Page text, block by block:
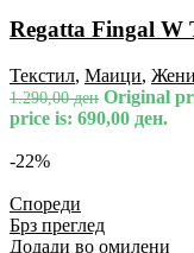
Regatta Fingal W
Текстил, Маици, Жени
1.290,00ден Original
price is: 690,00 ден.
-22%
Спореди
Брз преглед
Додади во омилени